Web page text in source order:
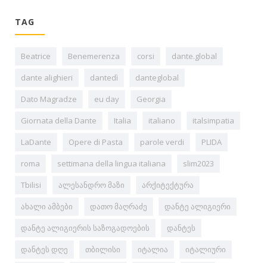
TAG
Beatrice Benemerenza corsi
dante.global
dante alighieri
dantedì
danteglobal
Dato Magradze
eu day
Georgia
Giornata della Dante
Italia italiano
italsimpatia
LaDante
Opere di Pasta parole verdi
PLIDA
roma
settimana della lingua italiana
slim2023
Tbilisi
ალესანდრო მაზი
არქიტექტურა
ახალი ამბები
დათო მაღრაძე
დანტე ალიგიერი
დანტე ალიგიერის საზოგადოების
დანტეს
დანტეს დღე
თბილისი იტალია
იტალიური